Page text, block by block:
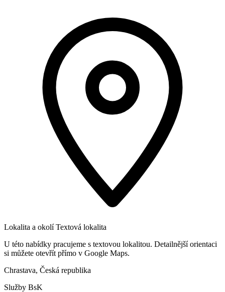
Lokalita a okolí Textová lokalita
U této nabídky pracujeme s textovou lokalitou. Detailnější orientaci
si můžete otevřít přímo v Google Maps.
Chrastava, Česká republika
Služby BsK